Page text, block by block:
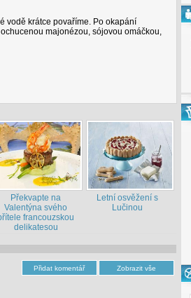
vodě krátce povaříme. Po okapání
majonézou, sójovou omáčkou,
Překvapte na
Valentýna svého
francouzskou
delikatesou
Letní osvěžení s
Lučinou